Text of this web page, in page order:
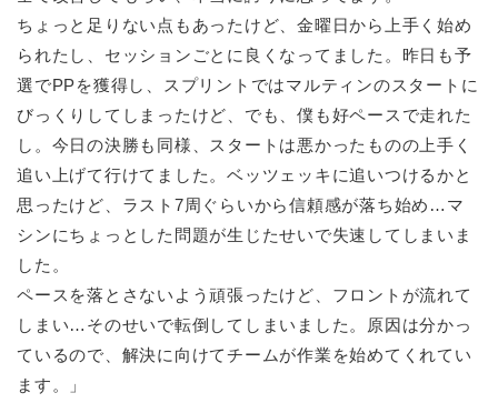
ちょっと足りない点もあったけど、金曜日から上手く始め
られたし、セッションごとに良くなってました。昨日も予
選でPPを獲得し、スプリントではマルティンのスタートに
びっくりしてしまったけど、でも、僕も好ペースで走れた
し。今日の決勝も同様、スタートは悪かったものの上手く
追い上げて行けてました。ベッツェッキに追いつけるかと
思ったけど、ラスト7周ぐらいから信頼感が落ち始め…マ
シンにちょっとした問題が生じたせいで失速してしまいま
した。
ペースを落とさないよう頑張ったけど、フロントが流れて
しまい…そのせいで転倒してしまいました。原因は分かっ
ているので、解決に向けてチームが作業を始めてくれてい
ます。」